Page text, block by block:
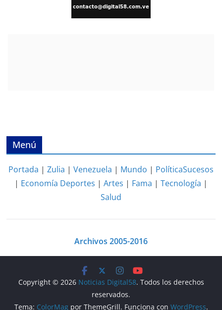
Menú
Portada | Zulia | Venezuela | Mundo | PolíticaSucesos
| Economía Deportes | Artes | Fama | Tecnología |
Salud
Archivos 2005-2016
Copyright © 2026 Noticias Digital58. Todos los derechos
reservados.
Tema: ColorMagpor ThemeGrill. Funciona con WordPress.